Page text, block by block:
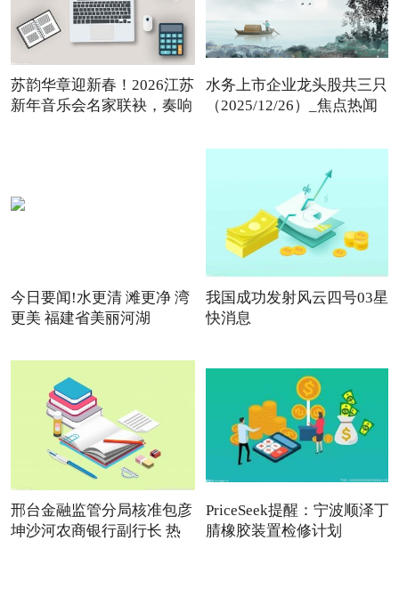
苏韵华章迎新春！2026江苏
新年音乐会名家联袂，奏响
水务上市企业龙头股共三只
（2025/12/26）_焦点热闻
今日要闻!水更清 滩更净 湾
更美 福建省美丽河湖
我国成功发射风云四号03星
快消息
邢台金融监管分局核准包彦
坤沙河农商银行副行长 热
PriceSeek提醒：宁波顺泽丁
腈橡胶装置检修计划